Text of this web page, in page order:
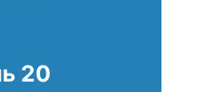
20